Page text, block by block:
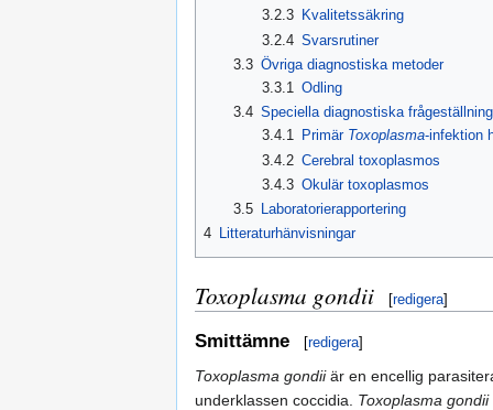
3.2.3 Kvalitetssäkring
3.2.4 Svarsrutiner
3.3 Övriga diagnostiska metoder
3.3.1
Odling
3.4 Speciella diagnostiska
3.4.1 Primär Toxoplasma-infektion
3.4.2 Cerebral toxoplasmos
3.4.3 Okulär toxoplasmos
3.5
Laboratorierapportering
4 Litteraturhänvisningar
Toxoplasma gondii [redigera]
Smittämne [redigera]
Toxoplasma gondiiär en encellig
underklassen coccidia. Toxoplasma gondii